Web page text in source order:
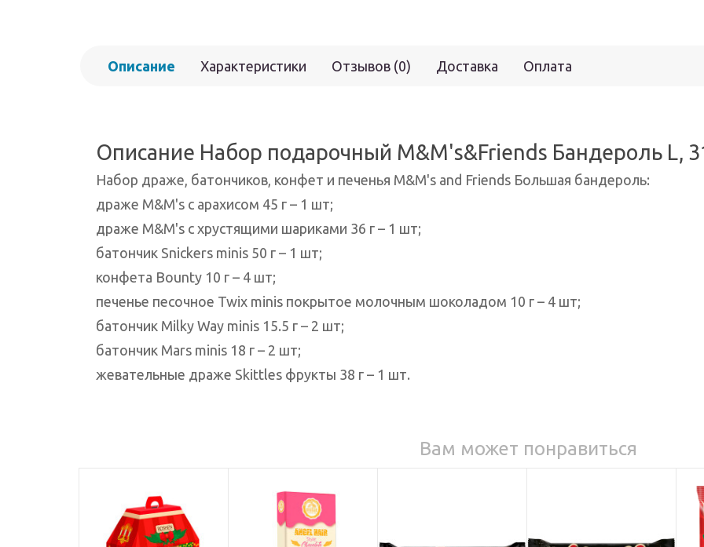
Описание Характеристики Отзывов (0) Доставка Оплата
Описание Набор подарочный M&M's&Friends Бандероль L,
Набор драже, батончиков, конфет и печенья M&M's and Friends Большая бандероль:
драже M&M's с арахисом 45 г – 1 шт;
драже M&M's с хрустящими шариками 36 г – 1 шт;
батончик Snickers minis 50 г – 1 шт;
конфета Bounty 10 г – 4 шт;
печенье песочное Twix minis покрытое молочным шоколадом 10 г – 4 шт;
батончик Milky Way minis 15.5 г – 2 шт;
батончик Mars minis 18 г – 2 шт;
жевательные драже Skittles фрукты 38 г – 1 шт.
Вам может понравиться